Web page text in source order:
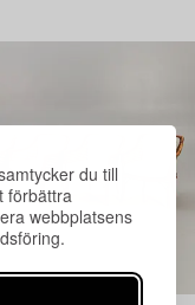
du till
förbättra
webbplatsens